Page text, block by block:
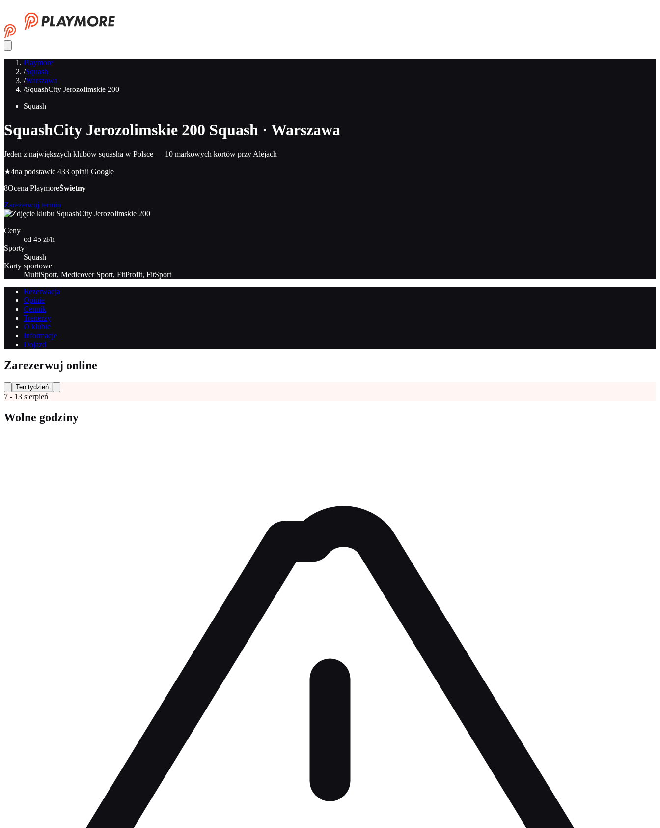
Playmore
/Squash
/Warszawa
/SquashCity Jerozolimskie 200
Squash
SquashCity Jerozolimskie 200 Squash · Warszawa
Jeden z największych klubów squasha w Polsce — 10 markowych kortów przy Alejach
★4na podstawie 433 opinii Google
8Ocena PlaymoreŚwietny
Zarezerwuj termin
Ceny
od 45 zł/h
Sporty
Squash
Karty sportowe
MultiSport, Medicover Sport, FitProfit, FitSport
Rezerwacja
Opinie
Cennik
Trenerzy
O klubie
Informacje
Dojazd
Zarezerwuj online
Ten tydzień
7 - 13 sierpień
Wolne godziny